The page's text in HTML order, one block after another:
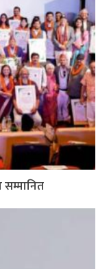
सम्मानित